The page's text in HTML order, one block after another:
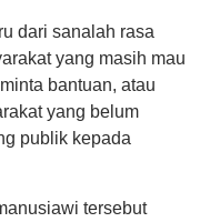
dari sanalah rasa
yang masih mau
bantuan, atau
yang belum
publik kepada
tersebut